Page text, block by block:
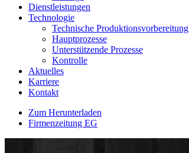
Dienstleistungen
Technologie
Technische Produktionsvorbereitung
Hauptprozesse
Unterstützende Prozesse
Kontrolle
Aktuelles
Karriere
Kontakt
Zum Herunterladen
Firmenzeitung EG